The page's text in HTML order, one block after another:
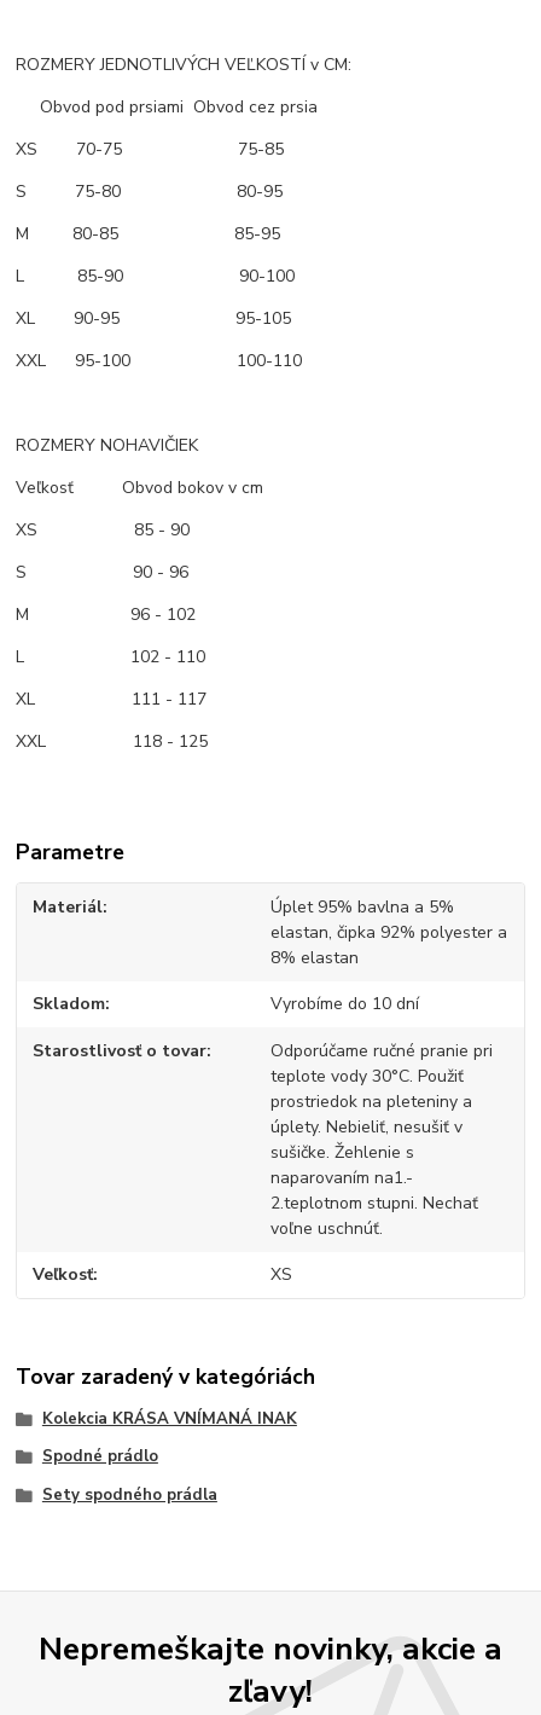
ROZMERY JEDNOTLIVÝCH VEĽKOSTÍ v CM:
Obvod pod prsiami Obvod cez prsia
XS 70-75 75-85
S 75-80 80-95
M 80-85 85-95
L 85-90 90-100
XL 90-95 95-105
XXL 95-100 100-110
ROZMERY NOHAVIČIEK
Veľkosť Obvod bokov v cm
XS 85 - 90
S 90 - 96
M 96 - 102
L 102 - 110
XL 111 - 117
XXL 118 - 125
Parametre
Materiál
Úplet 95% bavlna a 5%
elastan, čipka 92% polyester a
8% elastan
Skladom Vyrobíme do 10 dní
Starostlivosť o tovar
Odporúčame ručné pranie pri
teplote vody 30°C. Použiť
prostriedok na pleteniny a
úplety. Nebieliť, nesušiť v
sušičke. Žehlenie s
naparovaním na1.-
2.teplotnom stupni. Nechať
voľne uschnúť.
Veľkosť XS
Tovar zaradený v kategóriách
Kolekcia KRÁSA VNÍMANÁ INAK
Spodné prádlo
Sety spodného prádla
Nepremeškajte novinky, akcie a
zľavy!